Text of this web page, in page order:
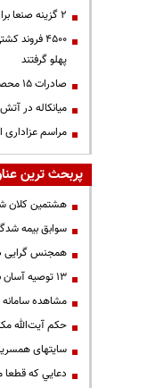
۲ گزینه صنعا برای ریاض
۴۵۰۰
پهلو گرفتند
صادرات ۱۵ محصول کشاورزی آزاد شد
میانکاله در
مراسم عزاداری
پربحث ترین
هشتمین کلان
سوابق بیمه
همجنس گرایی
13 توصیه آسان برای رفع بوی بد دهان
مشاهده سامانه
حكم آيت‌الله
سایتهای
دعايي كه